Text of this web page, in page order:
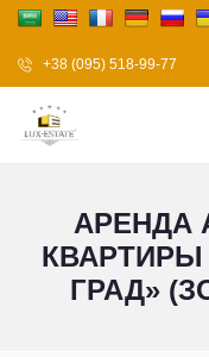
+38 (095) 518-99-77
АРЕНДА
ГРАД»